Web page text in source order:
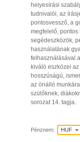
helyesírási
tudnivalói, az
pontosvessző, a
megfelelő, pontos
segédeszközök,
használatának
felhasználásával
kiváló eszközei
hosszúságú,
az önálló
szülőknek,
sorozat 14. tagja.
Pénznem: HUF